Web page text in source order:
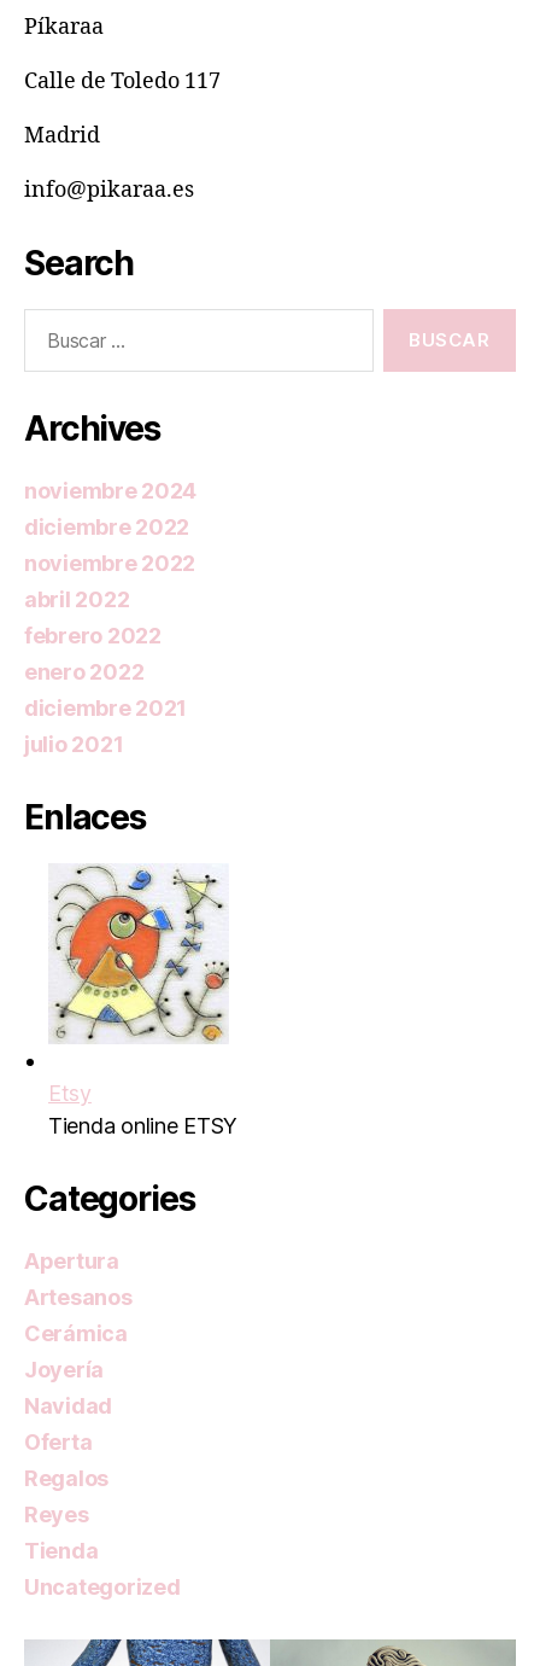
Píkaraa
Calle de Toledo 117
Madrid
info@pikaraa.es
Search
Archives
noviembre 2024
diciembre 2022
noviembre 2022
abril 2022
febrero 2022
enero 2022
diciembre 2021
julio 2021
Enlaces
Etsy
Tienda online ETSY
Categories
Apertura
Artesanos
Cerámica
Joyería
Navidad
Oferta
Regalos
Reyes
Tienda
Uncategorized